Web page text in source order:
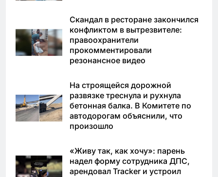
Скандал в ресторане закончился
конфликтом в вытрезвителе:
правоохранители
прокомментировали
резонансное видео
На строящейся дорожной
развязке треснула и рухнула
бетонная балка. В Комитете по
автодорогам объяснили, что
произошло
«Живу так, как хочу»: парень
надел форму сотрудника ДПС,
арендовал Tracker и устроил